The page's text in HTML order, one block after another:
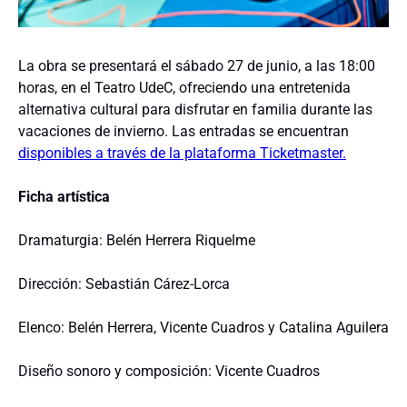
La obra se presentará el sábado 27 de junio, a las 18:00
horas, en el Teatro UdeC, ofreciendo una entretenida
alternativa cultural para disfrutar en familia durante las
vacaciones de invierno. Las entradas se encuentran
disponibles a través de la plataforma Ticketmaster.
Ficha artística
Dramaturgia: Belén Herrera Riquelme
Dirección: Sebastián Cárez-Lorca
Elenco: Belén Herrera, Vicente Cuadros y Catalina Aguilera
Diseño sonoro y composición: Vicente Cuadros